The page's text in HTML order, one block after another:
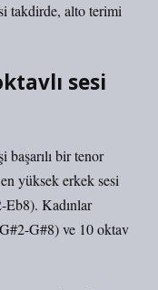
takdirde, alto terimi
sesi
bir tenor
yüksek erkek sesi
Eb8). Kadınlar
G#8) ve 10 oktav